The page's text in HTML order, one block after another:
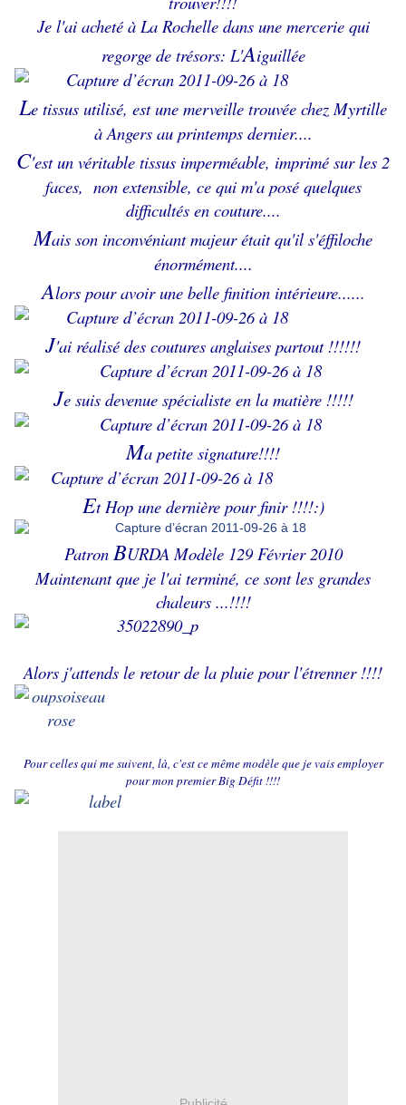
Je l'ai acheté à La Rochelle dans une mercerie qui
regorge de trésors: L'Aiguillée
Le tissus utilisé, est une merveille trouvée chez Myrtille
à Angers au printemps dernier....
C'est un véritable tissus imperméable, imprimé sur les 2
faces, non extensible, ce qui m'a posé quelques
difficultés en couture....
Mais son inconvéniant majeur était qu'il s'éffiloche
énormément....
Alors pour avoir une belle finition intérieure......
J'ai réalisé des coutures anglaises partout !!!!!!
Je suis devenue spécialiste en la matière !!!!!
Ma petite signature!!!!
Et Hop une dernière pour finir !!!!:)
Patron BURDA Modèle 129 Février 2010
Maintenant que je l'ai terminé, ce sont les grandes
chaleurs ...!!!!
Alors j'attends le retour de la pluie pour l'étrenner !!!!
Pour celles qui me suivent, là, c'est ce même modèle que je vais employer
pour mon premier Big Défit!!!!